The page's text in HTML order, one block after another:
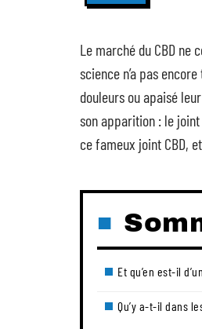
Le marché du CBD ne
science n’a pas
douleurs ou apaisé
son apparition : le
ce fameux joint CBD,
Et qu’en est-il
Qu’y a-t-il dans